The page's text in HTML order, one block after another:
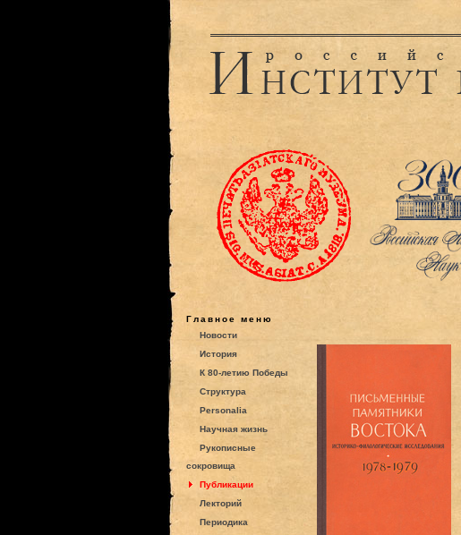
Главное меню
Новости
История
К 80-летию Победы
Структура
Personalia
Научная жизнь
Рукописные
сокровища
Публикации
Лекторий
Периодика